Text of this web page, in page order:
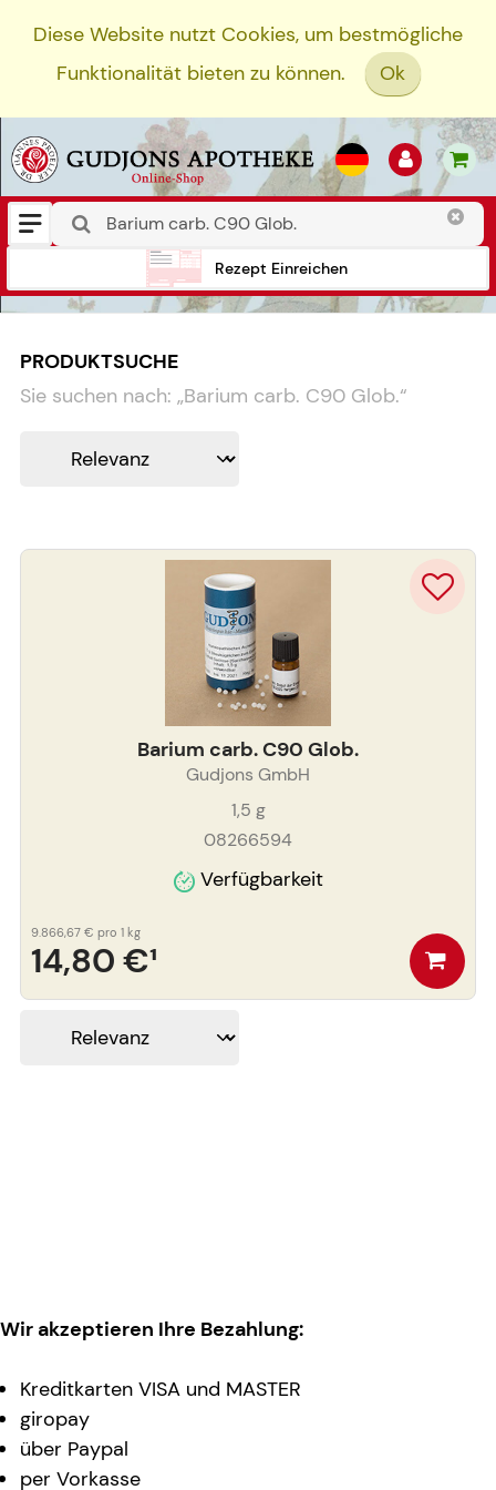
Diese Website nutzt Cookies, um bestmögliche
Funktionalität bieten zu können.
Ok
Rezept Einreichen
PRODUKTSUCHE
Sie suchen nach: „Barium carb. C90 Glob.“
Barium carb. C90 Glob.
Gudjons GmbH
1,5 g
08266594
Verfügbarkeit
14,80 €¹
9.866,67 € pro 1 kg
Wir akzeptieren Ihre Bezahlung:
Kreditkarten VISA und MASTER
giropay
über Paypal
per Vorkasse